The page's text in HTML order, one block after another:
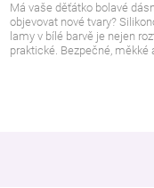
Má vaše děťátko bolavé
objevovat nové tvary?
lamy v bílé barvě je nejen
praktické. Bezpečné, měkké